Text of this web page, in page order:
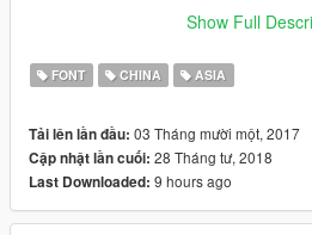
帖詢問！
As the name suggests,it's to solve
in Chinese to display "口口"
versions ~ ~!There are offical fonts
Show Full
FONT CHINA ASIA
Tải lên lần đầu: 03 Tháng mười một, 2017
Cập nhật lần cuối: 28 Tháng tư, 2018
Last Downloaded: 9 hours ago